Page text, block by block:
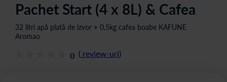
Pachet Start (4 x 8L) & Cafea
32 litri apă plată de izvor + 0,5kg cafea boabe KAFUNE
Aromao
0 ( review-uri)